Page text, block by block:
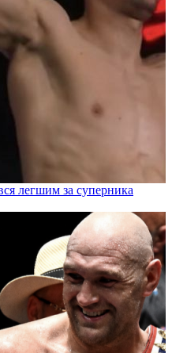
легшим за суперника